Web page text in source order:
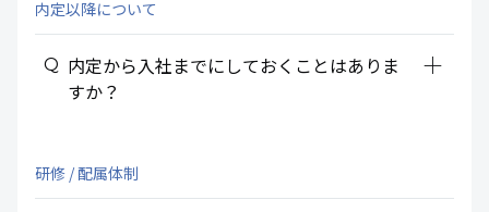
内定以降について
内定から入社までにしておくことはありま
すか？
add_2
研修 / 配属体制